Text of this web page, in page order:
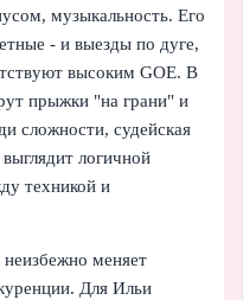
музыкальность. Его
- и выезды по дуге,
высоким GOE. В
прыжки "на грани" и
сложности, судейская
логичной
техникой и
меняет
Для Ильи